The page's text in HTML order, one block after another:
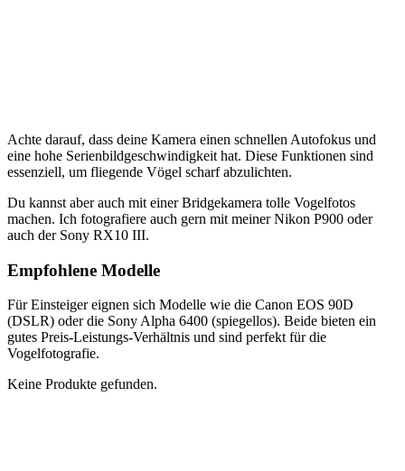
Achte darauf, dass deine Kamera einen schnellen Autofokus und
eine hohe Serienbildgeschwindigkeit hat. Diese Funktionen sind
essenziell, um fliegende Vögel scharf abzulichten.
Du kannst aber auch mit einer Bridgekamera tolle Vogelfotos
machen. Ich fotografiere auch gern mit meiner Nikon P900 oder
auch der Sony RX10 III.
Empfohlene Modelle
Für Einsteiger eignen sich Modelle wie die Canon EOS 90D
(DSLR) oder die Sony Alpha 6400 (spiegellos). Beide bieten ein
gutes Preis-Leistungs-Verhältnis und sind perfekt für die
Vogelfotografie.
Keine Produkte gefunden.